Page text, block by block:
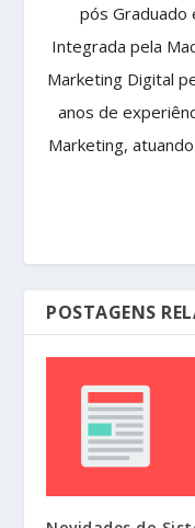
pós Graduado
Integrada pela
Marketing Digital
anos de
Marketing,
POSTAGENS